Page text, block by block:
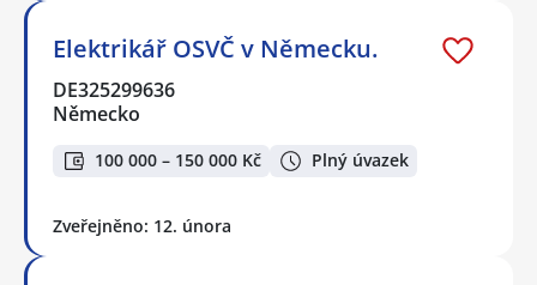
Elektrikář OSVČ v Německu.
DE325299636
Německo
100 000 – 150 000 Kč Plný úvazek
Zveřejněno: 12. února